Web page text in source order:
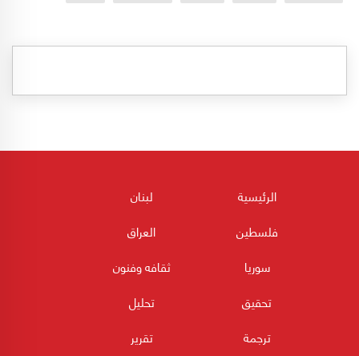
الرئيسية
لبنان
فلسطين
العراق
سوريا
ثقافه وفنون
تحقيق
تحليل
ترجمة
تقرير